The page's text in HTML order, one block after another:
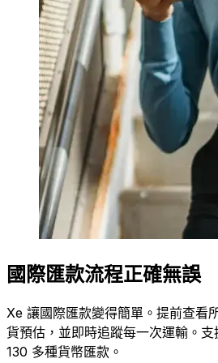
國際匯款流程正確無誤
Xe 讓國際匯款變得簡單。提前查看
貨預估，並即時追蹤每一次運輸。
130 多種貨幣匯款。